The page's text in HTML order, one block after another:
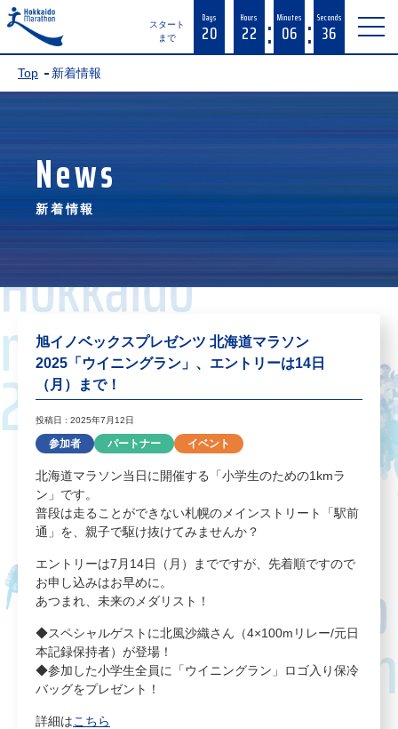
スタート
まで
Days
20
Hours
22 : Minutes
06 : Seconds
36
Top 新着情報
News
新着情報
旭イノベックスプレゼンツ 北海道マラソン
2025「ウイニングラン」、エントリーは14日
（月）まで！
投稿日 : 2025年7月12日
参加者 パートナー イベント
北海道マラソン当日に開催する「小学生のための1kmラ
ン」です。
普段は走ることができない札幌のメインストリート「駅前
通」を、親子で駆け抜けてみませんか？
エントリーは7月14日（月）までですが、先着順ですので
お申し込みはお早めに。
あつまれ、未来のメダリスト！
◆スペシャルゲストに北風沙織さん（4×100mリレー/元日
本記録保持者）が登場！
◆参加した小学生全員に「ウイニングラン」ロゴ入り保冷
バッグをプレゼント！
詳細はこちら